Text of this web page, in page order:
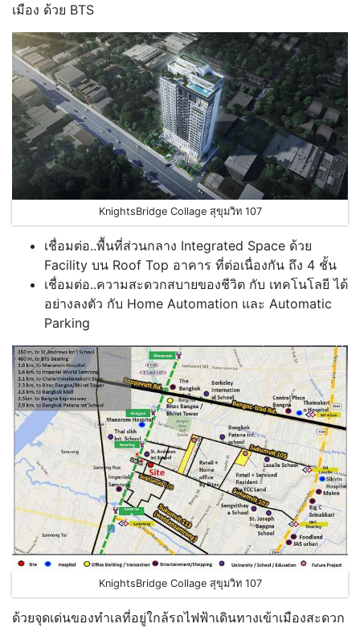
เมือง ด้วย BTS
KnightsBridge Collage สุขุมวิท 107
เชื่อมต่อ..พื้นที่ส่วนกลาง Integrated Space ด้วย
Facility บน Roof Top อาคาร ที่ต่อเนื่องกัน ถึง 4 ชั้น
เชื่อมต่อ..ความสะดวกสบายของชีวิต กับ เทคโนโลยี ได้
อย่างลงตัว กับ Home Automation และ Automatic
Parking
KnightsBridge Collage สุขุมวิท 107
ด้วยจุดเด่นของทำเลที่อยู่ใกล้รถไฟฟ้าเดินทางเข้าเมืองสะดวก